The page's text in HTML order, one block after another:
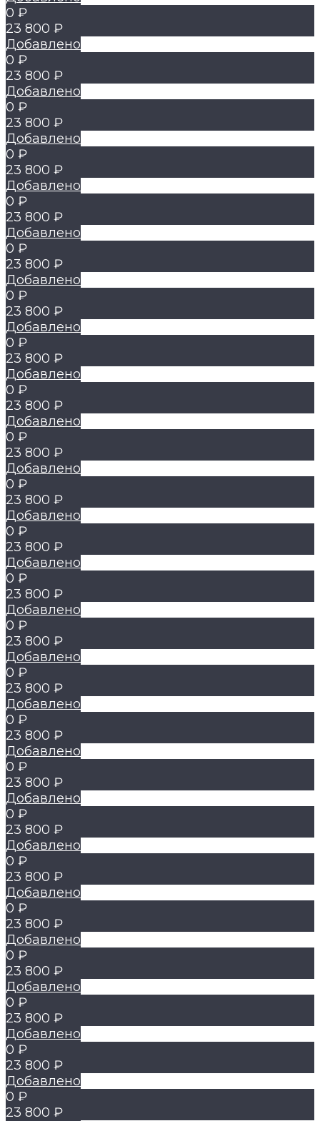
0 ₽
23 800 ₽
Добавлено
0 ₽
23 800 ₽
Добавлено
0 ₽
23 800 ₽
Добавлено
0 ₽
23 800 ₽
Добавлено
0 ₽
23 800 ₽
Добавлено
0 ₽
23 800 ₽
Добавлено
0 ₽
23 800 ₽
Добавлено
0 ₽
23 800 ₽
Добавлено
0 ₽
23 800 ₽
Добавлено
0 ₽
23 800 ₽
Добавлено
0 ₽
23 800 ₽
Добавлено
0 ₽
23 800 ₽
Добавлено
0 ₽
23 800 ₽
Добавлено
0 ₽
23 800 ₽
Добавлено
0 ₽
23 800 ₽
Добавлено
0 ₽
23 800 ₽
Добавлено
0 ₽
23 800 ₽
Добавлено
0 ₽
23 800 ₽
Добавлено
0 ₽
23 800 ₽
Добавлено
0 ₽
23 800 ₽
Добавлено
0 ₽
23 800 ₽
Добавлено
0 ₽
23 800 ₽
Добавлено
0 ₽
23 800 ₽
Добавлено
0 ₽
23 800 ₽